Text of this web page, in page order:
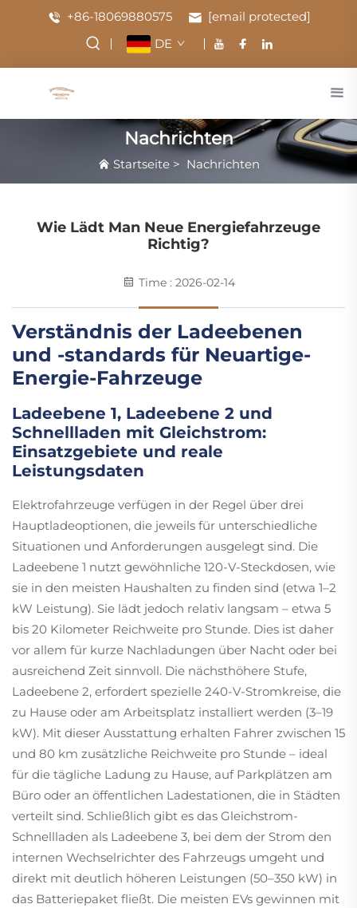
+86-18069880575
[email protected]
DE
Nachrichten
Startseite> Nachrichten
Wie Lädt Man Neue Energiefahrzeuge
Richtig?
Time : 2026-02-14
Verständnis der Ladeebenen
und -standards für Neuartige-
Energie-Fahrzeuge
Ladeebene 1, Ladeebene 2 und
Schnellladen mit Gleichstrom:
Einsatzgebiete und reale
Leistungsdaten
Elektrofahrzeuge verfügen in der Regel über drei
Hauptladeoptionen, die jeweils für unterschiedliche
Situationen und Anforderungen ausgelegt sind. Die
Ladeebene 1 nutzt gewöhnliche 120-V-Steckdosen, wie
sie in den meisten Haushalten zu finden sind (etwa 1–2
kW Leistung). Sie lädt jedoch relativ langsam – etwa 5
bis 20 Kilometer Reichweite pro Stunde. Dies ist daher
vor allem für kurze Nachladungen über Nacht oder bei
ausreichend Zeit sinnvoll. Die nächsthöhere Stufe,
Ladeebene 2, erfordert spezielle 240-V-Stromkreise, die
zu Hause oder am Arbeitsplatz installiert werden (3–19
kW). Mit dieser Ausstattung erhalten Fahrer zwischen 15
und 80 km zusätzliche Reichweite pro Stunde – ideal
für die tägliche Ladung zu Hause, auf Parkplätzen am
Büro oder an öffentlichen Ladestationen, die in Städten
verteilt sind. Schließlich gibt es das Gleichstrom-
Schnellladen als Ladeebene 3, bei dem der Strom den
internen Wechselrichter des Fahrzeugs umgeht und
direkt mit deutlich höheren Leistungen (50–350 kW) in
das Batteriepaket fließt. Die meisten EVs gewinnen mit